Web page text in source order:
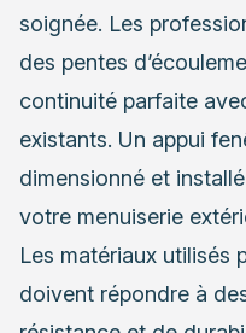
soignée. Les
des pentes
continuité parfaite
existants. Un appui
dimensionné et
votre menuiserie
Les matériaux utilisés
doivent répondre à